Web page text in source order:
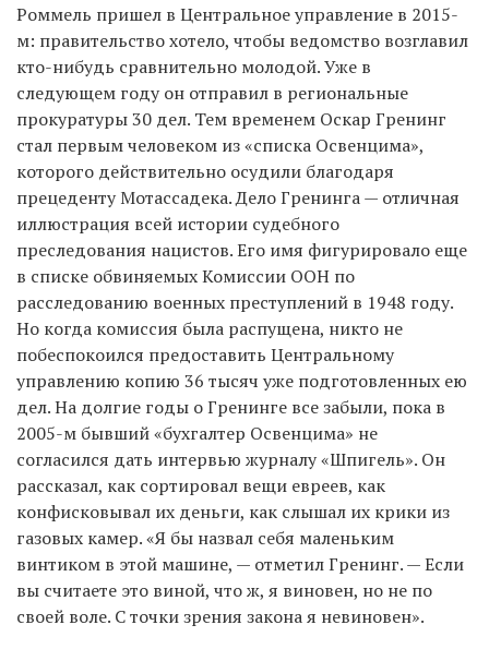
Роммель пришел в Центральное управление в 2015-
м: правительство хотело, чтобы ведомство возглавил
кто-нибудь сравнительно молодой. Уже в
следующем году он отправил в региональные
прокуратуры 30 дел. Тем временем Оскар Гренинг
стал первым человеком из «списка Освенцима»,
которого действительно осудили благодаря
прецеденту Мотассадека. Дело Гренинга — отличная
иллюстрация всей истории судебного
преследования нацистов. Его имя фигурировало еще
в списке обвиняемых Комиссии ООН по
расследованию военных преступлений в 1948 году.
Но когда комиссия была распущена, никто не
побеспокоился предоставить Центральному
управлению копию 36 тысяч уже подготовленных ею
дел. На долгие годы о Гренинге все забыли, пока в
2005-м бывший «бухгалтер Освенцима» не
согласился дать интервью журналу «Шпигель». Он
рассказал, как сортировал вещи евреев, как
конфисковывал их деньги, как слышал их крики из
газовых камер. «Я бы назвал себя маленьким
винтиком в этой машине, — отметил Гренинг. — Если
вы считаете это виной, что ж, я виновен, но не по
своей воле. С точки зрения закона я невиновен».